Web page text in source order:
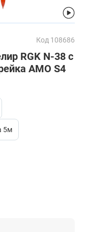
Код 108686
RGK N-38 с
AMO S4
5м